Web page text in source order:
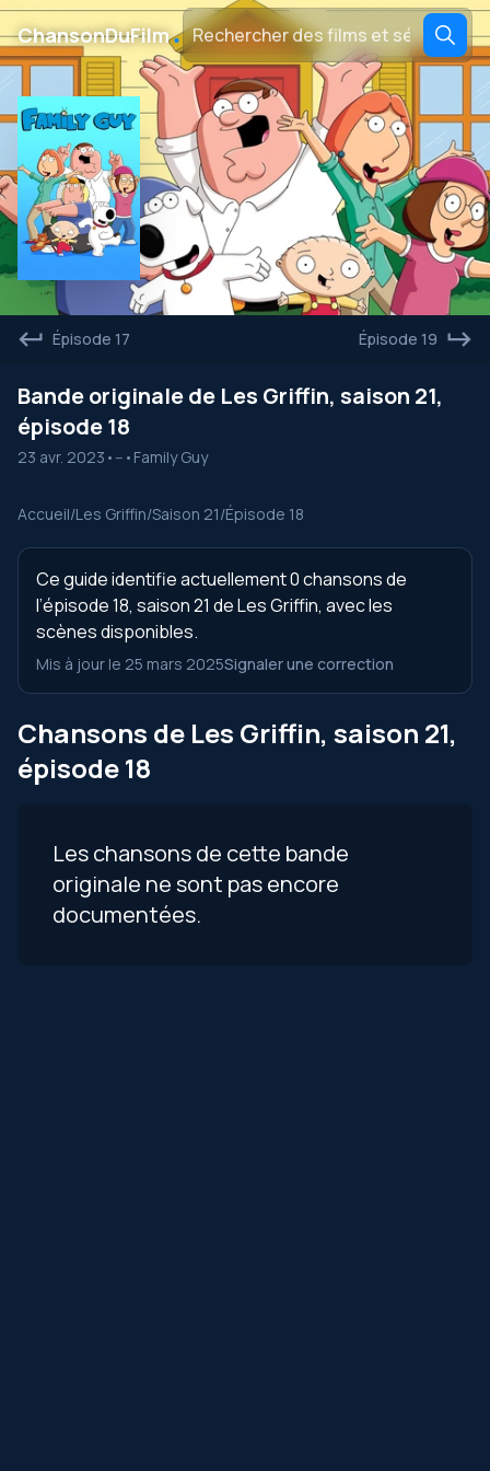
ChansonDuFilm․
Épisode 17 Épisode 19
Bande originale de Les Griffin, saison 21,
épisode 18
23 avr. 2023 • -- • Family Guy
Accueil/Les Griffin/Saison 21/Épisode 18
Ce guide identifie actuellement 0 chansons de
l’épisode 18, saison 21 de Les Griffin, avec les
scènes disponibles.
Mis à jour le 25 mars 2025Signaler une correction
Chansons de Les Griffin, saison 21,
épisode 18
Les chansons de cette bande
originale ne sont pas encore
documentées.